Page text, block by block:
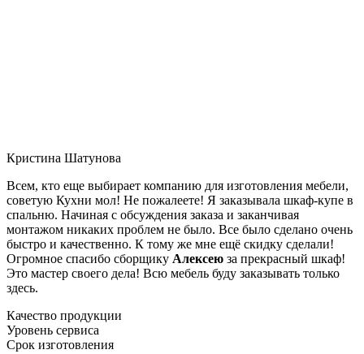
Кристина Шатунова
Всем, кто еще выбирает компанию для изготовления мебели,
советую Кухни мол! Не пожалеете! Я заказывала шкаф-купе в
спальню. Начиная с обсуждения заказа и заканчивая
монтажом никаких проблем не было. Все было сделано очень
быстро и качественно. К тому же мне ещё скидку сделали!
Огромное спасибо сборщику Алексею за прекрасный шкаф!
Это мастер своего дела! Всю мебель буду заказывать только
здесь.
Качество продукции
Уровень сервиса
Срок изготовления